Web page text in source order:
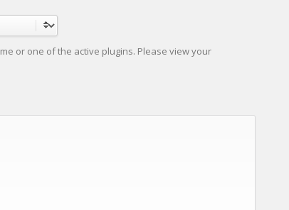
or one of the active plugins. Please view your